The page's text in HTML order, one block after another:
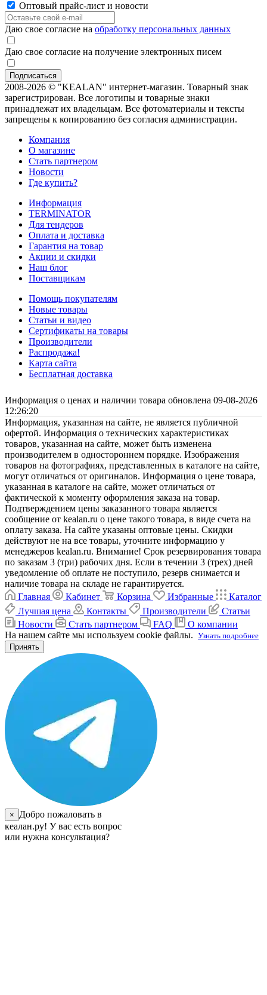
Оптовый прайс-лист и новости
Даю свое согласие на обработку персональных данных
Даю свое согласие на получение электронных писем
2008-2026 © "KEALAN" интернет-магазин. Товарный знак
зарегистрирован. Все логотипы и товарные знаки
принадлежат их владельцам. Все фотоматериалы и тексты
запрещены к копированию без согласия администрации.
Компания
О магазине
Стать партнером
Новости
Где купить?
Информация
TERMINATOR
Для тендеров
Оплата и доставка
Гарантия на товар
Акции и скидки
Наш блог
Поставщикам
Помощь покупателям
Новые товары
Статьи и видео
Сертификаты на товары
Производители
Распродажа!
Карта сайта
Бесплатная доставка
Информация о ценах и наличии товара обновлена 09-08-2026
12:26:20
Информация, указанная на сайте, не является публичной
офертой. Информация о технических характеристиках
товаров, указанная на сайте, может быть изменена
производителем в одностороннем порядке. Изображения
товаров на фотографиях, представленных в каталоге на сайте,
могут отличаться от оригиналов. Информация о цене товара,
указанная в каталоге на сайте, может отличаться от
фактической к моменту оформления заказа на товар.
Подтверждением цены заказанного товара является
сообщение от kealan.ru о цене такого товара, в виде счета на
оплату заказа. На сайте указаны оптовые цены. Скидки
действуют не на все товары, уточните информацию у
менеджеров kealan.ru. Внимание! Срок резервирования товара
по заказам 3 (три) рабочих дня. Если в течении 3 (трех) дней
уведомление об оплате не поступило, резерв снимается и
наличие товара на складе не гарантируется.
Главная
Кабинет Корзина Избранные
Каталог
Лучшая цена
Контакты Производители
Статьи
Новости
Стать партнером FAQ
О компании
На нашем сайте мы используем cookie файлы. Узнать подробнее
Принять
×
Добро пожаловать в
кеалан.ру! У вас есть вопрос
или нужна консультация?